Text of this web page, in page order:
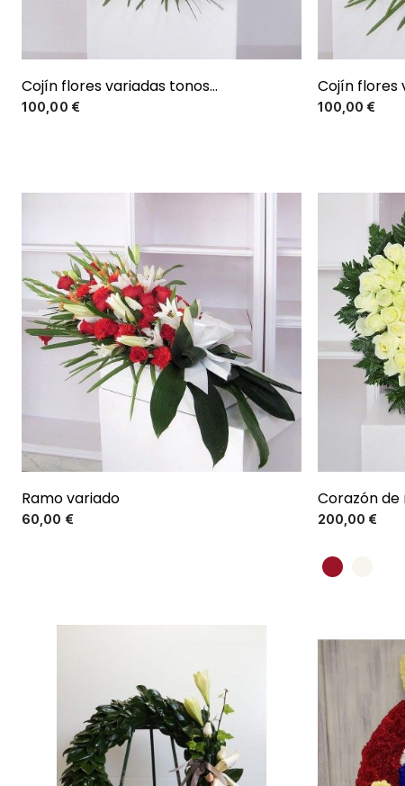
Cojín flores variadas tonos...
100,00 €
Cojín flores
100,00 €
Ramo variado
60,00 €
Corazón de
200,00 €